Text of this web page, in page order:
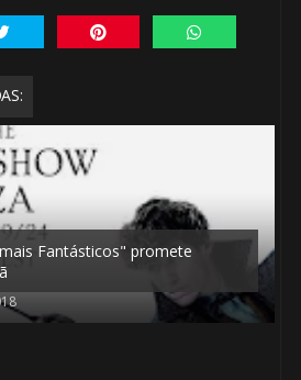
Fantásticos" promete